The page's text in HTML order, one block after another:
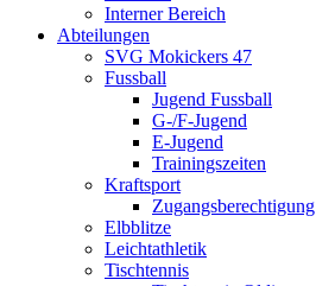
Interner Bereich
Abteilungen
SVG Mokickers 47
Fussball
Jugend Fussball
G-/F-Jugend
E-Jugend
Trainingszeiten
Kraftsport
Zugangsberechtigung
Elbblitze
Leichtathletik
Tischtennis